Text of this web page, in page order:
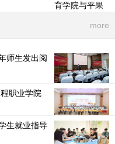
more
师生发出阅
职业学院
生就业指导